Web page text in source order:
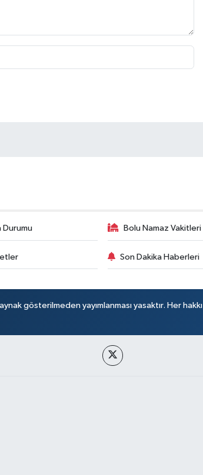
Durumu Bolu Namaz Vakitleri
Son Dakika Haberleri
gösterilmeden yayımlanması yasaktır. Her hakkı